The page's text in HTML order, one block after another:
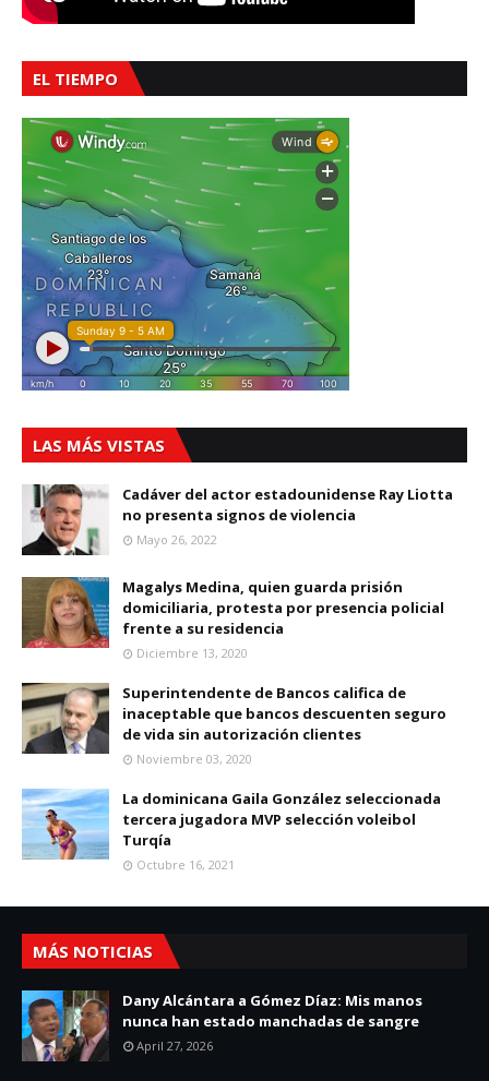
EL TIEMPO
LAS MÁS VISTAS
Cadáver del actor estadounidense Ray Liotta
no presenta signos de violencia
Mayo 26, 2022
Magalys Medina, quien guarda prisión
domiciliaria, protesta por presencia policial
frente a su residencia
Diciembre 13, 2020
Superintendente de Bancos califica de
inaceptable que bancos descuenten seguro
de vida sin autorización clientes
Noviembre 03, 2020
La dominicana Gaila González seleccionada
tercera jugadora MVP selección voleibol
Turqía
Octubre 16, 2021
MÁS NOTICIAS
Dany Alcántara a Gómez Díaz: Mis manos
nunca han estado manchadas de sangre
April 27, 2026